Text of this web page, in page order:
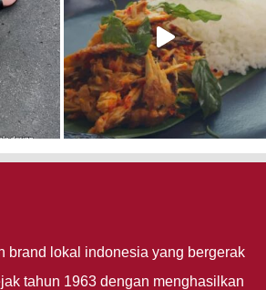
brand lokal indonesia yang bergerak
tahun 1963 dengan menghasilkan